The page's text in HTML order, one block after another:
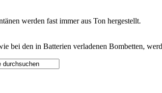
werden fast immer aus Ton hergestellt.
bei den in Batterien verladenen Bombetten,